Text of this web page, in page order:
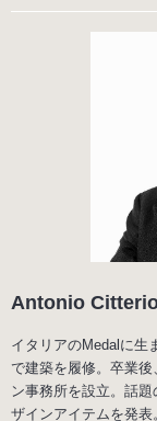
Antonio
イタリアのMedalに生
で建築を履修。卒業
ン事務所を設立。話
ザインアイテムを発